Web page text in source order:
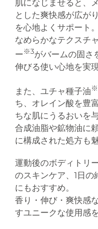
肌になじませると、
とした爽快感が広が
を心地よくサポート。
なめらかなテクスチ
ー※3がバームの固さ
伸びる使い心地を実
また、ユチャ種子油
ち、オレイン酸を豊
ちな肌にうるおいを
合成油脂や鉱物油に
に構成された処方も
運動後のボディトリ
のスキンケア、1日
にもおすすめ。
香り・伸び・爽快感
すユニークな使用感